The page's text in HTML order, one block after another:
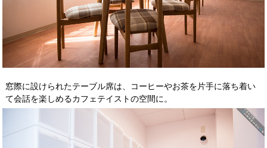
窓際に設けられたテーブル席は、コーヒーやお茶を片手に落ち着い
て会話を楽しめるカフェテイストの空間に。